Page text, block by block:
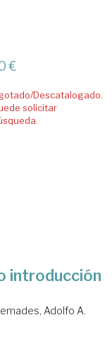
€
Descatalogado.
solicitar
introducción
Adolfo A.